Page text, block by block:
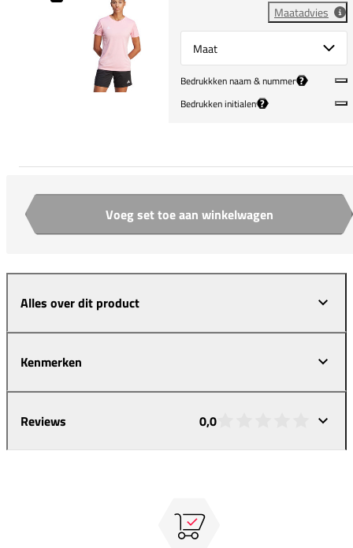
Maatadvies
Select {option} for {name}
Bedrukkken naam & nummer ?
Bedrukken initialen ?
Aantal Voeg set toe aan winkelwagen
Alles over dit product
Kenmerken
Reviews 0,0